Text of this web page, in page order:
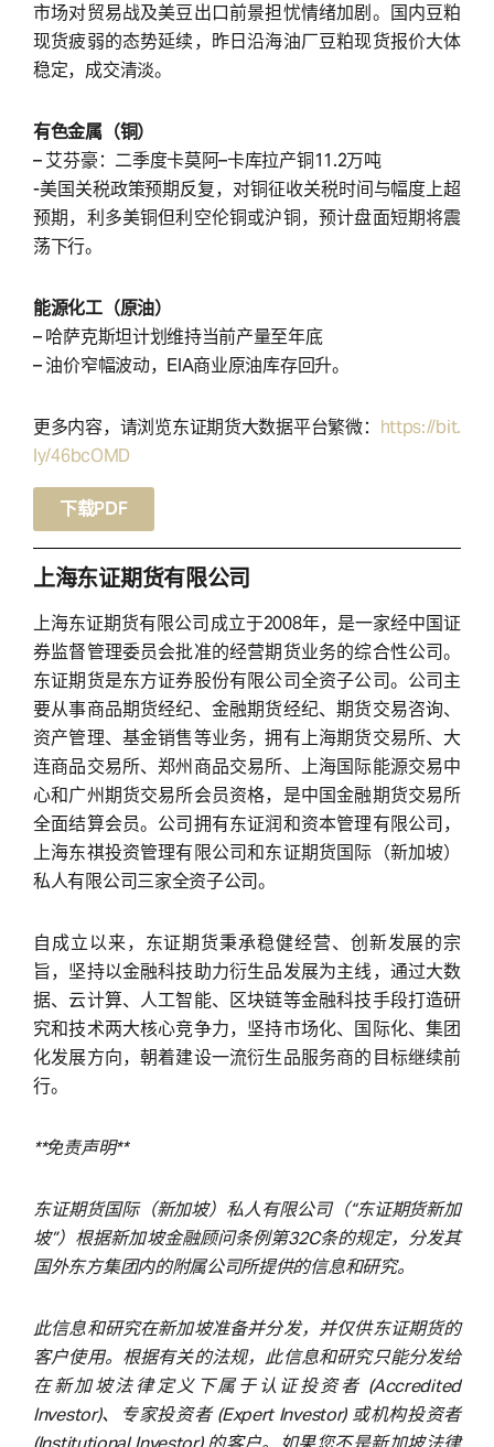
市场对贸易战及美豆出口前景担忧情绪加剧。国内豆粕
现货疲弱的态势延续，昨日沿海油厂豆粕现货报价大体
稳定，成交清淡。
有色金属（铜）
– 艾芬豪：二季度卡莫阿–卡库拉产铜11.2万吨
-美国关税政策预期反复，对铜征收关税时间与幅度上超
预期，利多美铜但利空伦铜或沪铜，预计盘面短期将震
荡下行。
能源化工（原油）
– 哈萨克斯坦计划维持当前产量至年底
– 油价窄幅波动，EIA商业原油库存回升。
更多内容，请浏览东证期货大数据平台繁微： https://bit.
ly/46bcOMD
下载PDF
上海东证期货有限公司
上海东证期货有限公司成立于2008年，是一家经中国证
券监督管理委员会批准的经营期货业务的综合性公司。
东证期货是东方证券股份有限公司全资子公司。公司主
要从事商品期货经纪、金融期货经纪、期货交易咨询、
资产管理、基金销售等业务，拥有上海期货交易所、大
连商品交易所、郑州商品交易所、上海国际能源交易中
心和广州期货交易所会员资格，是中国金融期货交易所
全面结算会员。公司拥有东证润和资本管理有限公司，
上海东祺投资管理有限公司和东证期货国际（新加坡）
私人有限公司三家全资子公司。
自成立以来，东证期货秉承稳健经营、创新发展的宗
旨，坚持以金融科技助力衍生品发展为主线，通过大数
据、云计算、人工智能、区块链等金融科技手段打造研
究和技术两大核心竞争力，坚持市场化、国际化、集团
化发展方向，朝着建设一流衍生品服务商的目标继续前
行。
**免责声明**
东证期货国际（新加坡）私人有限公司（“东证期货新加
坡”）根据新加坡金融顾问条例第32C条的规定，分发其
国外东方集团内的附属公司所提供的信息和研究。
此信息和研究在新加坡准备并分发，并仅供东证期货的
客户使用。根据有关的法规，此信息和研究只能分发给
在新加坡法律定义下属于认证投资者 (Accredited
Investor)、专家投资者 (Expert Investor) 或机构投资者